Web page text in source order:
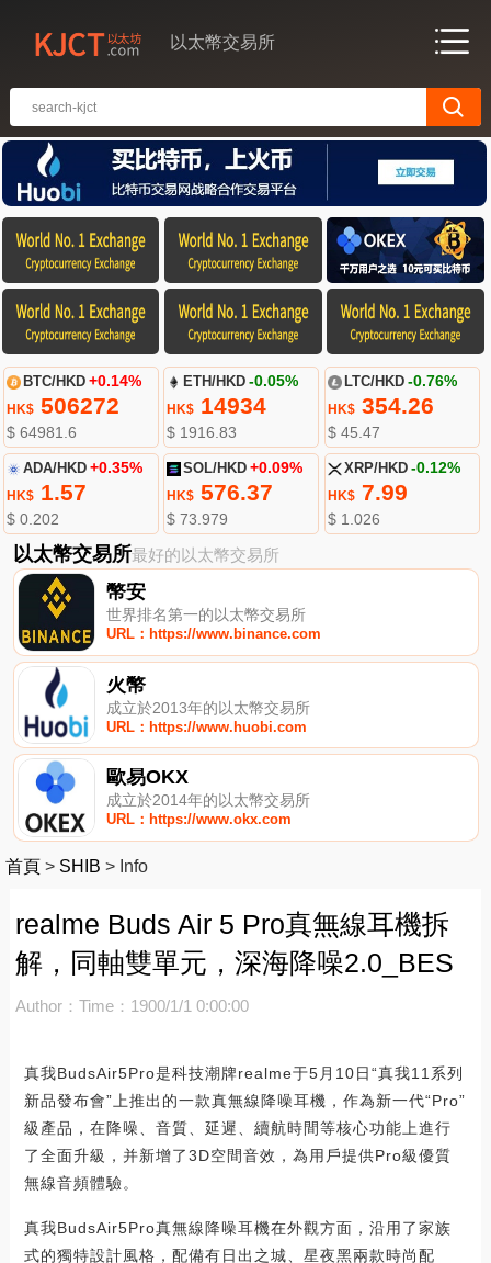
以太幣交易所
BTC/HKD +0.14%
HK$506272
$ 64981.6
ETH/HKD -0.05%
HK$ 14934
$ 1916.83
LTC/HKD -0.76%
HK$354.26
$ 45.47
ADA/HKD +0.35%
HK$1.57
$ 0.202
SOL/HKD +0.09%
HK$ 576.37
$ 73.979
XRP/HKD -0.12%
HK$7.99
$ 1.026
以太幣交易所最好的以太幣交易所
幣安
世界排名第一的以太幣交易所
URL：https://www.binance.com
火幣
成立於2013年的以太幣交易所
URL：https://www.huobi.com
歐易OKX
成立於2014年的以太幣交易所
URL：https://www.okx.com
首頁 > SHIB > Info
realme Buds Air 5 Pro真無線耳機拆
解，同軸雙單元，深海降噪2.0_BES
Author： Time：1900/1/1 0:00:00
真我BudsAir5Pro是科技潮牌realme于5月10日“真我11系列
新品發布會”上推出的一款真無線降噪耳機，作為新一代“Pro”
級產品，在降噪、音質、延遲、續航時間等核心功能上進行
了全面升級，并新增了3D空間音效，為用戶提供Pro級優質
無線音頻體驗。
真我BudsAir5Pro真無線降噪耳機在外觀方面，沿用了家族
式的獨特設計風格，配備有日出之城、星夜黑兩款時尚配